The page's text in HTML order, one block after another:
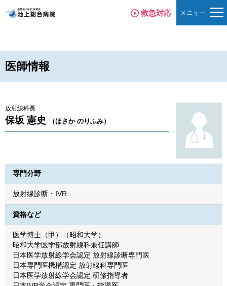
救急対応
医師情報
放射線科長
保坂 憲史 （ほさか のりふみ）
専門分野
放射線診断・IVR
資格など
医学博士（甲）（昭和大学）
昭和大学医学部放射線科兼任講師
日本医学放射線学会認定 放射線診断専門医
日本専門医機構認定 放射線科専門医
日本医学放射線学会認定 研修指導者